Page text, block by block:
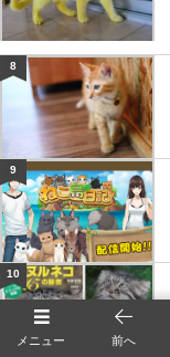
8
9
10
メニュー 前へ